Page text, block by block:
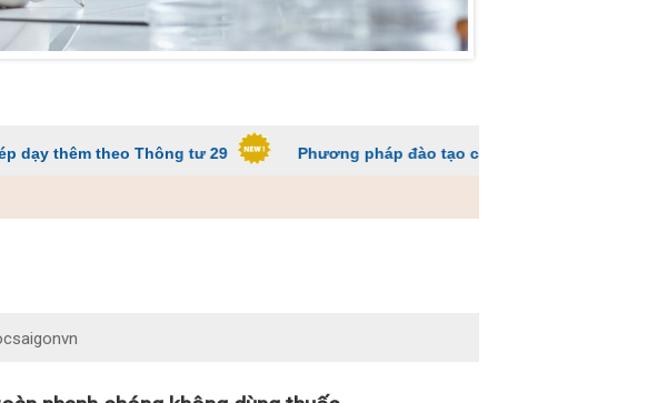
Thông tư 29 Phương pháp đào tạo các trường ĐH để sinh viên không